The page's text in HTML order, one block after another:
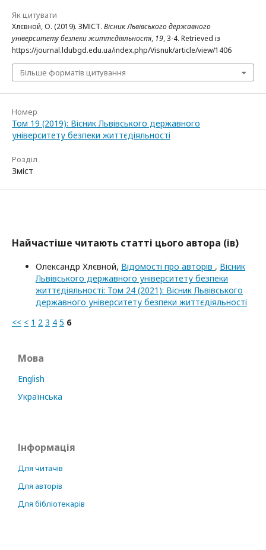
Як цитувати
Хлєвной, О. (2019). ЗМІСТ. Вісник Львівського державного
університету безпеки життєдіяльності, 19, 3-4. Retrieved із
https://journal.ldubgd.edu.ua/index.php/Visnuk/article/view/1406
Більше форматів цитування
Номер
Том 19 (2019): Вісник Львівського державного
університету безпеки життєдіяльності
Розділ
Зміст
Найчастіше читають статті цього автора (ів)
Олександр Хлєвной, Відомості про авторів , Вісник
Львівського державного університету безпеки
життєдіяльності: Том 24 (2021): Вісник Львівського
державного університету безпеки життєдіяльності
<< < 1 2 3 4 5 6
Мова
English
Українська
Інформація
Для читачів
Для авторів
Для бібліотекарів